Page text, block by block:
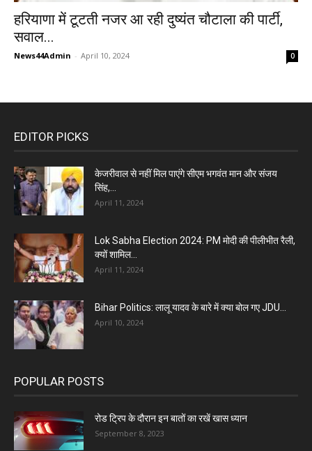
हरियाणा में टूटती नजर आ रही दुष्यंत चौटाला की पार्टी,
सवाल...
News44Admin - April 10, 2024 0
EDITOR PICKS
केजरीवाल से नहीं मिल पाएंगे सीएम भगवंत मान और संजय
सिंह,...
April 11, 2024
Lok Sabha Election 2024: PM मोदी की पीलीभीत रैली,
क्यों शामिल...
April 11, 2024
Bihar Politics: लालू यादव के बारे में क्या बोल गए JDU...
April 10, 2024
POPULAR POSTS
रोड ट्रिप के दौरान इन बातों का रखें खास ध्यान
September 8, 2023